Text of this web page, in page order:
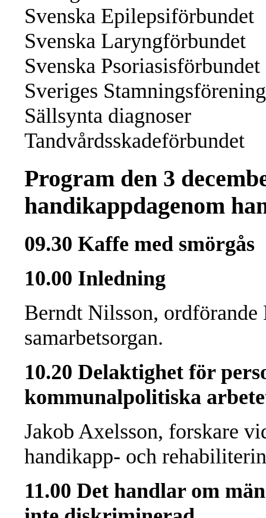
Svenska Epilepsiförbundet
Svenska Laryngförbundet
Svenska Psoriasisförbundet
Sveriges
Sällsynta diagnoser
Tandvårdsskadeförbundet
Program den 3
handikappdagenom
09.30 Kaffe med smörgås
10.00 Inledning
Berndt Nilsson, ordförande
samarbetsorgan.
10.20 Delaktighet för
kommunalpolitiska
Jakob Axelsson, forskare
handikapp- och
11.00 Det handlar om